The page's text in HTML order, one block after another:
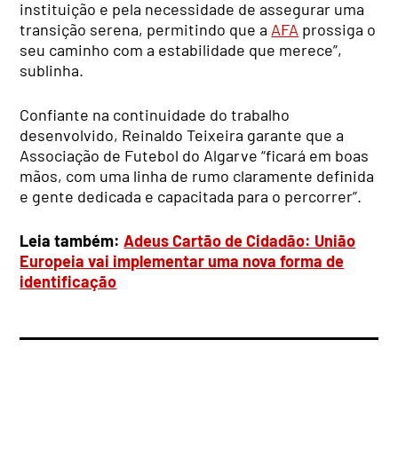
instituição e pela necessidade de assegurar uma
transição serena, permitindo que a AFA prossiga o
seu caminho com a estabilidade que merece”,
sublinha.
Confiante na continuidade do trabalho
desenvolvido, Reinaldo Teixeira garante que a
Associação de Futebol do Algarve “ficará em boas
mãos, com uma linha de rumo claramente definida
e gente dedicada e capacitada para o percorrer”.
Leia também:Adeus Cartão de Cidadão: União
Europeia vai implementar uma nova forma de
identificação